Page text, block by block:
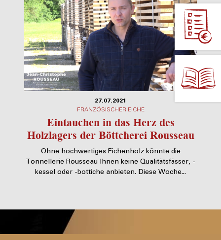
27.07.2021
FRANZÖSISCHER EICHE
Eintauchen in das Herz des
Holzlagers der Böttcherei Rousseau
Ohne hochwertiges Eichenholz könnte die
Tonnellerie Rousseau Ihnen keine Qualitätsfässer, -
kessel oder -bottiche anbieten. Diese Woche...